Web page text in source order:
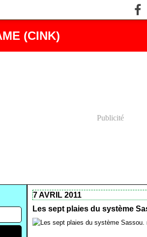
(CINK)
Publicité
7 AVRIL 2011
Les sept plaies du système